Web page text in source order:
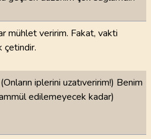
mühlet veririm. Fakat, vakti
çetindir.
iplerini uzatıveririm!) Benim
edilemeyecek kadar)